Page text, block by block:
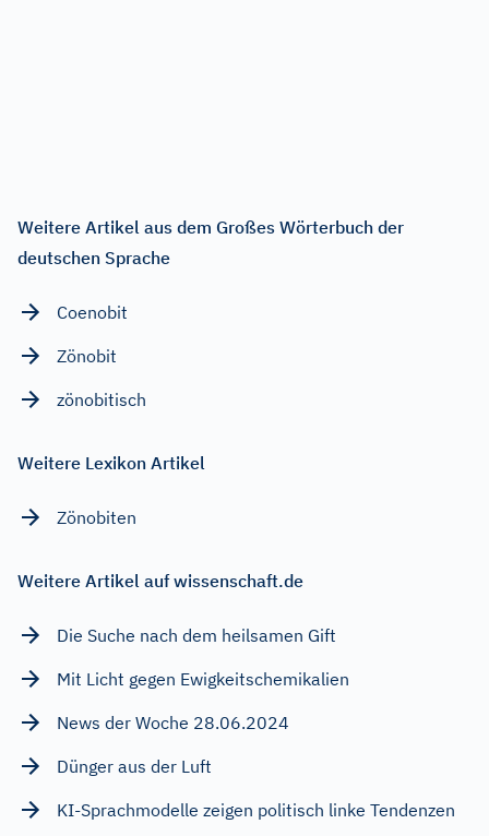
Weitere Artikel aus dem Großes Wörterbuch der
deutschen Sprache
Coenobit
Zönobit
zönobitisch
Weitere Lexikon Artikel
Zönobiten
Weitere Artikel auf wissenschaft.de
Die Suche nach dem heilsamen Gift
Mit Licht gegen Ewigkeitschemikalien
News der Woche 28.06.2024
Dünger aus der Luft
KI-Sprachmodelle zeigen politisch linke Tendenzen